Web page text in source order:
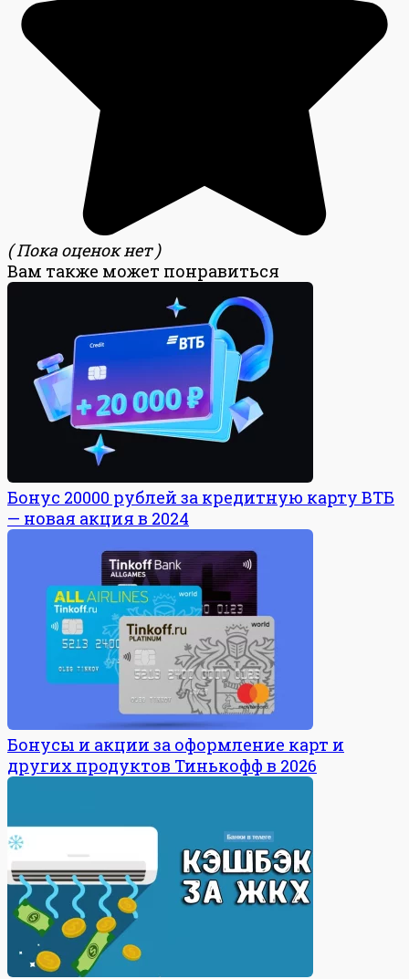
( Пока оценок нет )
Вам также может понравиться
Бонус 20000 рублей за кредитную карту ВТБ
— новая акция в 2024
Бонусы и акции за оформление карт и
других продуктов Тинькофф в 2026